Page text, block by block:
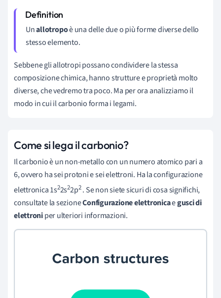
Unallotropoè una delle due o più forme diverse dello
stesso elemento.
Sebbene gli allotropi possano condividere la stessa
composizione chimica, hanno strutture e proprietà molto
diverse, che vedremo tra poco. Ma per ora analizziamo il
modo in cui il carbonio forma i legami.
Come si lega il carbonio?
Il carbonio è un non-metallo con un numero atomico pari a
6, ovvero ha sei protoni e sei elettroni. Ha la configurazione
elettronica 1s22s22p2. Se non siete sicuri di cosa significhi,
consultate la sezioneConfigurazione elettronicaegusci di
elettroniper ulteriori informazioni.